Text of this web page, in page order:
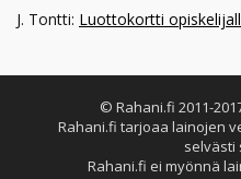
J. Tontti: Luottokortti
© Rahani.fi 2011-
Rahani.fi tarjoaa lainojen
selvästi
Rahani.fi ei myönnä